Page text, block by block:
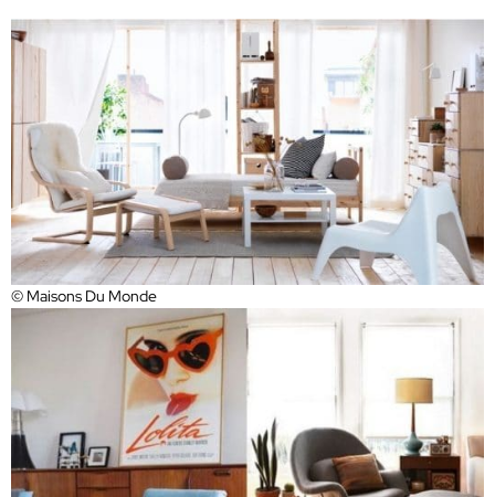
© Maisons Du Monde